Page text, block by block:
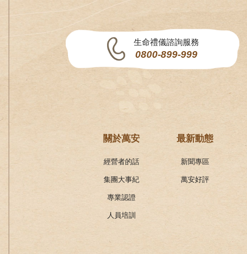
生命禮儀諮詢服務
0800-899-999
關於萬安
經營者的話
集團大事紀
專業認證
人員培訓
最新動態
新聞專區
萬安好評